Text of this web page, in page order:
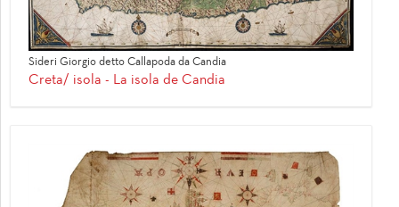
Sideri Giorgio detto Callapoda da Candia
Creta/ isola - La isola de Candia